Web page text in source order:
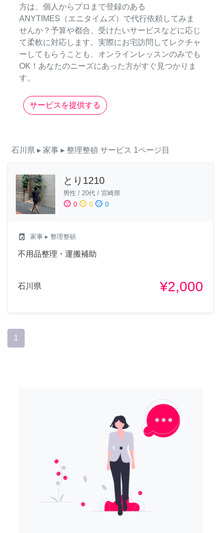
方は、個人からプロまで登録のある
ANYTIMES（エニタイムズ）で代行依頼してみま
せんか？予算や都合、受けたいサービスなどに応じ
て柔軟に対応します。実際にお宅訪問してレクチャ
ーしてもらうことも、オンラインレッスンのみでも
OK！あなたのニーズにあった方がすぐ見つかりま
す。
サービスを提供する
石川県 ▸ 家事 ▸ 整理整頓 サービス 1ページ目
とり1210
男性 / 20代 / 宮崎県
sentiment_satisfied 0 sentiment_neutral 0 sentiment_dissatisfied 0
local_laundry_service 家事 ▸ 整理整頓
不用品整理・運搬補助
石川県 ¥2,000
1